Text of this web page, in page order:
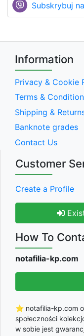
Subskrybuj
Information
Privacy & Cookie
Terms &
Shipping &
Banknote grades
Contact Us
Customer
Create a Profile
How To
notafilia-kp.com
⭐ notafilia-kp.com
społeczności
w sobie jest